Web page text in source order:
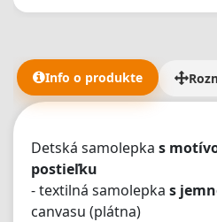
Info o produkte
Detská samolepka s
postieľku
- textilná samolepka s
canvasu (plátna)